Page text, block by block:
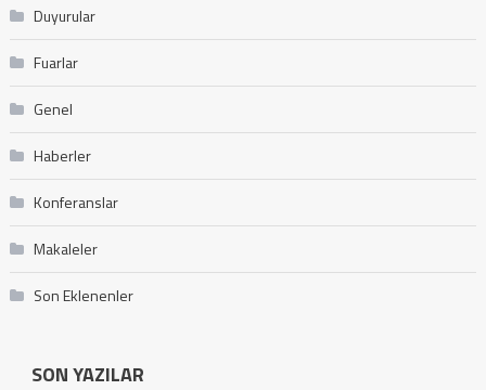
Duyurular
Fuarlar
Genel
Haberler
Konferanslar
Makaleler
Son Eklenenler
SON YAZILAR